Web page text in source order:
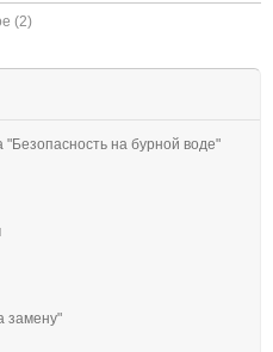
(2)
на бурной воде"
замену"